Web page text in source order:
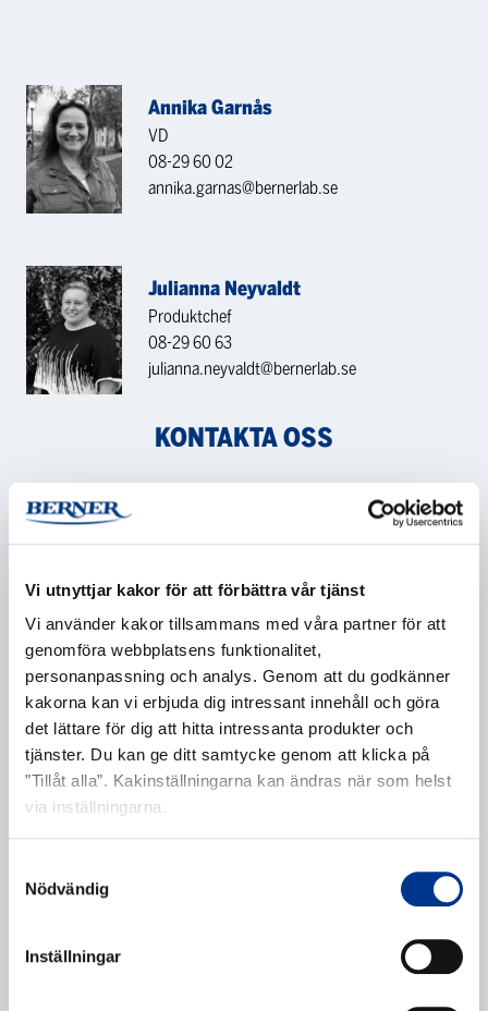
Vi utnyttjar kakor för att förbättra vår tjänst
Vi använder kakor tillsammans med våra partner för att
genomföra webbplatsens funktionalitet,
personanpassning och analys. Genom att du godkänner
kakorna kan vi erbjuda dig intressant innehåll och göra
det lättare för dig att hitta intressanta produkter och
tjänster. Du kan ge ditt samtycke genom att klicka på
”Tillåt alla”. Kakinställningarna kan ändras när som helst
via inställningarna.
Nödvändig
Inställningar
Annika Garnås
VD
08-29 60 02
annika.garnas@bernerlab.se
Julianna Neyvaldt
Produktchef
08-29 60 63
julianna.neyvaldt@bernerlab.se
KONTAKTA OSS
Namn *
Företag *
E-post
Telefonnummer